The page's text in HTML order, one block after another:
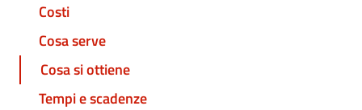
Costi
Cosa serve
Cosa si ottiene
Tempi e scadenze